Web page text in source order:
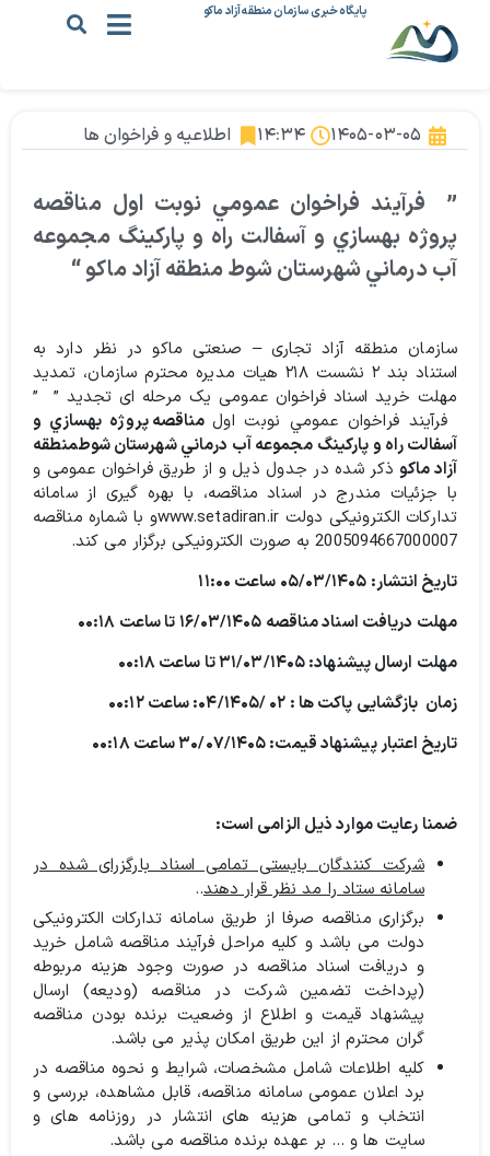
پایگاه خبری سازمان منطقه آزاد ماکو
۱۴۰۵-۰۳-۰۵ ۱۴:۳۴ اطلاعیه و فراخوان ها
” فرآيند فراخوان عمومي نوبت اول مناقصه
پروژه بهسازي و آسفالت راه و پاركينگ مجموعه
آب درماني شهرستان شوط منطقه آزاد ماكو “
سازمان منطقه آزاد تجاری – صنعتی ماکو در نظر دارد به
استناد بند ۲ نشست ۲۱۸ هيات مديره محترم سازمان، تمدید
مهلت خرید اسناد فراخوان عمومی یک مرحله ای تجدید ” ”
فرآيند فراخوان عمومي نوبت اول مناقصه پروژه بهسازي و
آسفالت راه و پاركينگ مجموعه آب درماني شهرستان شوطمنطقه
آزاد ماكوذکر شده در جدول ذیل و از طریق فراخوان عمومی و
با جزئیات مندرج در اسناد مناقصه، با بهره گیری از سامانه
تدارکات الکترونیکی دولت www.setadiran.irو با شماره مناقصه
2005094667000007 به صورت الکترونیکی برگزار می کند.
تاریخ انتشار: ۰۵/۰۳/۱۴۰۵ ساعت ۱۱:۰۰
مهلت دریافت اسناد مناقصه ۱۶/۰۳/۱۴۰۵ تا ساعت
۰۰:۱۸
مهلت ارسال پیشنهاد: ۳۱/۰۳/۱۴۰۵ تا ساعت
۰۰:۱۸
زمان بازگشایی پاکت ها : ۰۲ /۰۴/۱۴۰۵: ساعت
۰۰:۱۲
تاریخ اعتبار پیشنهاد قیمت: ۳۰/۰۷/۱۴۰۵ ساعت
۰۰:۱۸
ضمنا رعایت موارد ذیل الزامی است:
شرکت کنندگان بایستی تمامی اسناد بارگزرای شده در
سامانه ستاد را مد نظر قرار دهند..
برگزاری مناقصه صرفا از طریق سامانه تدارکات الکترونیکی
دولت می باشد و کلیه مراحل فرآیند مناقصه شامل خرید
و دریافت اسناد مناقصه در صورت وجود هزینه مربوطه
(پرداخت تضمین شرکت در مناقصه (ودیعه) ارسال
پیشنهاد قیمت و اطلاع از وضعیت برنده بودن مناقصه
گران محترم از این طریق امکان پذیر می باشد.
کلیه اطلاعات شامل مشخصات، شرایط و نحوه مناقصه در
برد اعلان عمومی سامانه مناقصه، قابل مشاهده، بررسی و
انتخاب و تمامی هزینه های انتشار در روزنامه های و
سایت ها و … بر عهده برنده مناقصه می باشد.